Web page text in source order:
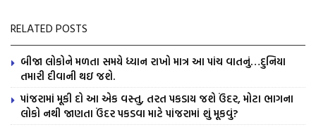
RELATED POSTS
બીજા લોકોને મળતા સમયે ધ્યાન રાખો માત્ર આ પાંચ વાતનું…દુનિયા
તમારી દીવાની થઇ જશે.
પાંજરામાં મૂકી દો આ એક વસ્તુ, તરત પકડાય જશે ઉંદર, મોટા ભાગના
લોકો નથી જાણતા ઉંદર પકડવા માટે પાંજરામાં શું મૂકવું?